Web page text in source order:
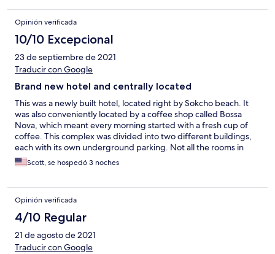
Opinión verificada
10/10 Excepcional
23 de septiembre de 2021
Traducir con Google
Brand new hotel and centrally located
This was a newly built hotel, located right by Sokcho beach. It
was also conveniently located by a coffee shop called Bossa
Nova, which meant every morning started with a fresh cup of
coffee. This complex was divided into two different buildings,
each with its own underground parking. Not all the rooms in
these complexes appear to be owned by this hotel though. The
place was very clean and the location was right at the center of
Scott, se hospedó 3 noches
Opinión verificada
4/10 Regular
21 de agosto de 2021
Traducir con Google